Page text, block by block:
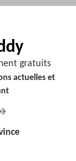
gratuits
actuelles et